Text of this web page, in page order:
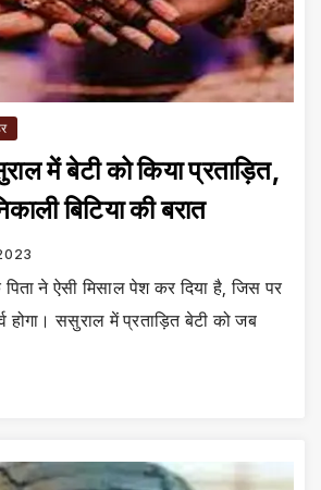
में बेटी को किया प्रताड़ित,
बिटिया की बरात
पिता ने ऐसी मिसाल पेश कर दिया है, जिस पर
होगा। ससुराल में प्रताड़ित बेटी को जब